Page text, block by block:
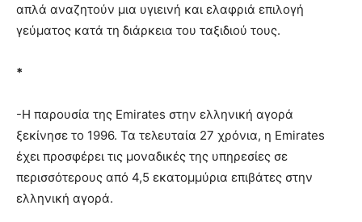
απλά αναζητούν μια υγιεινή και ελαφριά επιλογή
γεύματος κατά τη διάρκεια του ταξιδιού τους.
*
-Η παρουσία της Emirates στην ελληνική αγορά
ξεκίνησε το 1996. Τα τελευταία 27 χρόνια, η Emirates
έχει προσφέρει τις μοναδικές της υπηρεσίες σε
περισσότερους από 4,5 εκατομμύρια επιβάτες στην
ελληνική αγορά.